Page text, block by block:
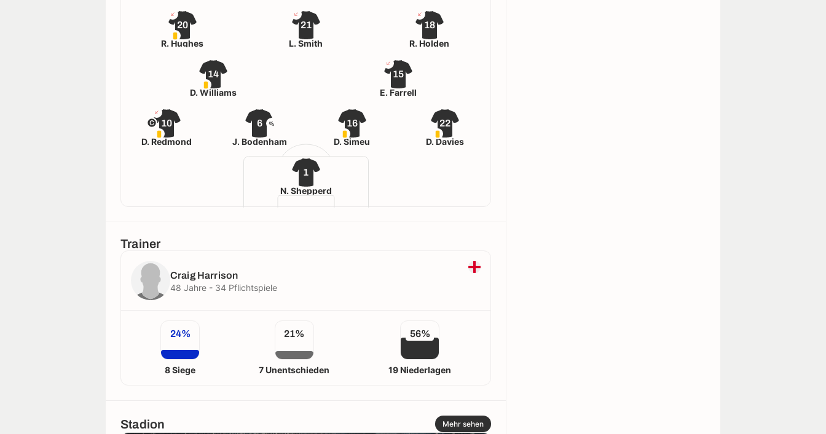
1
N. Shepperd
10
D. Redmond
6
J. Bodenham
16
D. Simeu
22
D. Davies
14
D. Williams
15
E. Farrell
20
R. Hughes
21
L. Smith
18
R. Holden
Trainer
Craig Harrison
48 Jahre - 34 Pflichtspiele
24%
8 Siege
21%
7 Unentschieden
56%
19 Niederlagen
Stadion Mehr sehen